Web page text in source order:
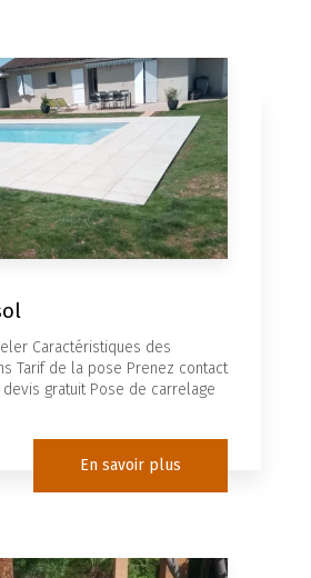
Caractéristiques des
Tarif de la pose Prenez contact
gratuit Pose de carrelage
En savoir plus